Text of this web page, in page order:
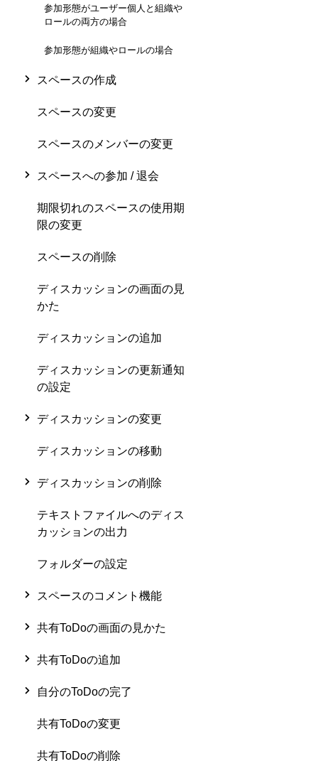
参加形態がユーザー個人と組織や
ロールの両方の場合
参加形態が組織やロールの場合
スペースの作成
スペースの変更
スペースのメンバーの変更
スペースへの参加 / 退会
期限切れのスペースの使用期
限の変更
スペースの削除
ディスカッションの画面の見
かた
ディスカッションの追加
ディスカッションの更新通知
の設定
ディスカッションの変更
ディスカッションの移動
ディスカッションの削除
テキストファイルへのディス
カッションの出力
フォルダーの設定
スペースのコメント機能
共有ToDoの画面の見かた
共有ToDoの追加
自分のToDoの完了
共有ToDoの変更
共有ToDoの削除